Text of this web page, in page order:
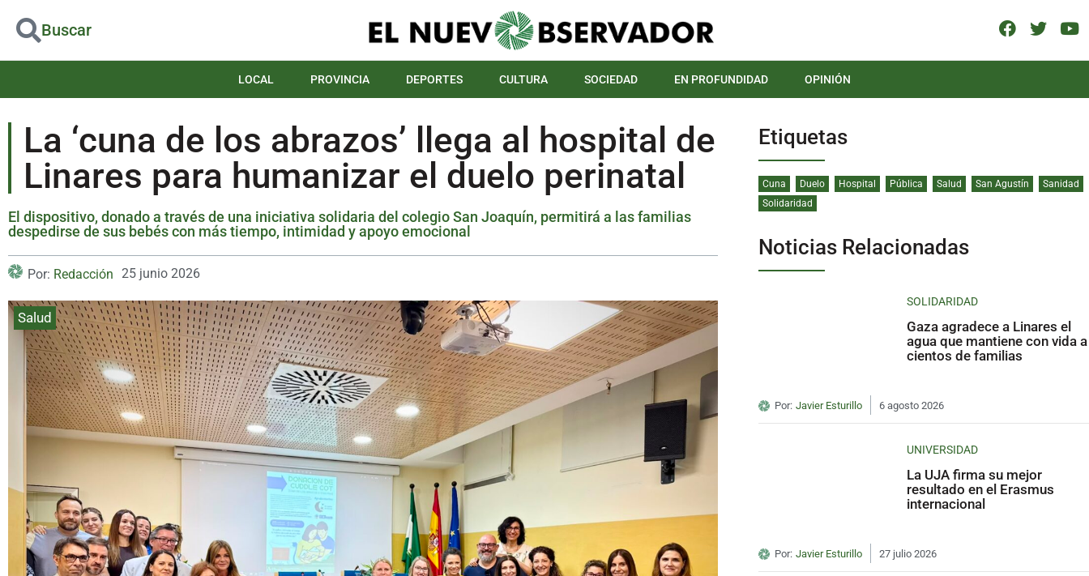
Buscar
LOCAL PROVINCIA DEPORTES CULTURA SOCIEDAD EN PROFUNDIDAD OPINIÓN
La ‘cuna de los abrazos’ llega al hospital de
Linares para humanizar el duelo perinatal
El dispositivo, donado a través de una iniciativa solidaria del colegio San Joaquín, permitirá a las familias
despedirse de sus bebés con más tiempo, intimidad y apoyo emocional
Por: Redacción 25 junio 2026
Salud
Etiquetas
Cuna Duelo Hospital Pública Salud San Agustín
Sanidad
Solidaridad
Noticias Relacionadas
SOLIDARIDAD
Gaza agradece a Linares el
agua que mantiene con vida a
cientos de familias
Por: Javier Esturillo 6 agosto 2026
UNIVERSIDAD
La UJA firma su mejor
resultado en el Erasmus
internacional
Por: Javier Esturillo 27 julio 2026